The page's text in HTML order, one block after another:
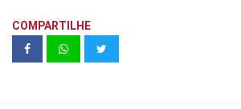
COMPARTILHE
Residencial Moratta